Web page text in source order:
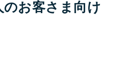
お客さま向け